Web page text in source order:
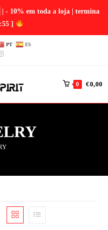
| - 10% em toda a loja | termina
]
PT ES
0 €0,00